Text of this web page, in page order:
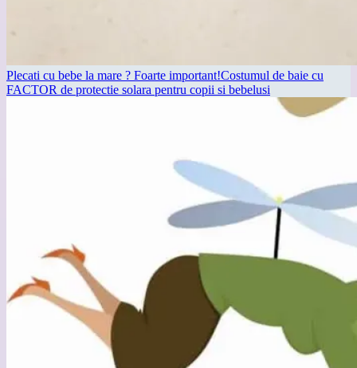
Plecati cu bebe la mare ? Foarte important!Costumul de baie cu
FACTOR de protectie solara pentru copii si bebelusi